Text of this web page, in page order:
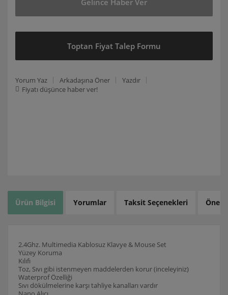
Toptan Fiyat Talep Formu
Yorum Yaz Arkadaşına Öner
Yazdır
Fiyatı düşünce haber ver!
Ürün Bilgisi Yorumlar Taksit Seçenekleri
2.4Ghz. Multimedia Kablosuz Klavye & Mouse Set
Yüzey Koruma
Kılıfı
Toz, Sıvı gibi istenmeyen maddelerden korur (inceleyiniz)
Waterprof Özelliği
Sıvı dökülmelerine karşı tahliye kanalları vardır